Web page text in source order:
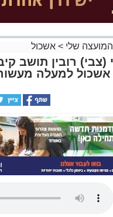
שלי > אשכול
רובין תושב
למעלה